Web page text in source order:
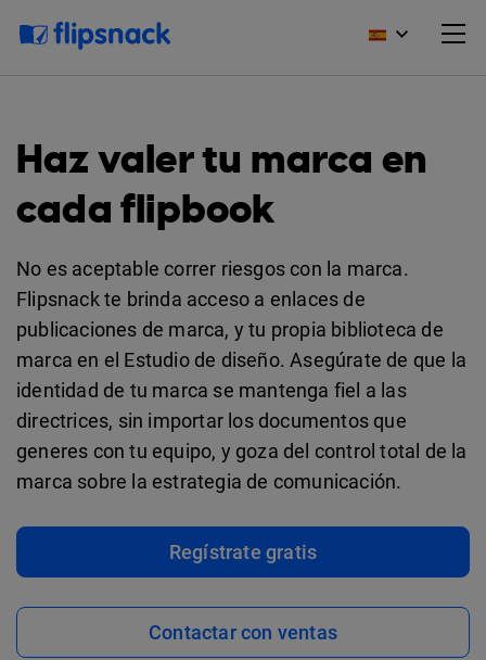
Haz valer tu marca en
cada flipbook
No es aceptable correr riesgos con la marca.
Flipsnack te brinda acceso a enlaces de
publicaciones de marca, y tu propia biblioteca de
marca en el Estudio de diseño. Asegúrate de que la
identidad de tu marca se mantenga fiel a las
directrices, sin importar los documentos que
generes con tu equipo, y goza del control total de la
marca sobre la estrategia de comunicación.
Regístrate gratis
Contactar con ventas